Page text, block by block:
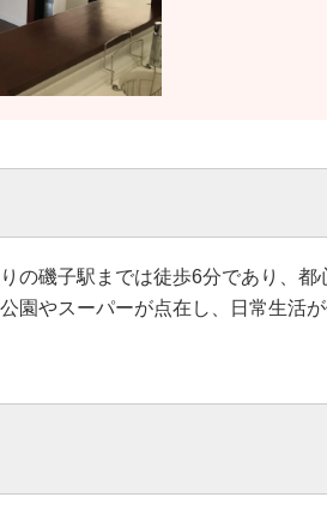
の磯子駅までは徒歩6分であり、
園やスーパーが点在し、日常生活